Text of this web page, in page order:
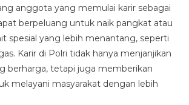
anggota yang memulai karir sebagai
berpeluang untuk naik pangkat atau
spesial yang lebih menantang, seperti
Karir di Polri tidak hanya menjanjikan
berharga, tetapi juga memberikan
melayani masyarakat dengan lebih